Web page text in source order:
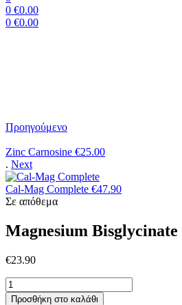
0 €0.00
0 €0.00
Προηγούμενο
Zinc Carnosine €25.00
. Next
Cal-Mag Complete €47.90
Σε απόθεμα
Magnesium Bisglycinate
€23.90
Magnesium
Bisglycinate
Προσθήκη στο καλάθι